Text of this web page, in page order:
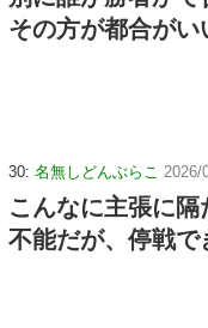
その方が都合が
30: 名無しどんぶらこ 2026/
こんなに主張に
不能だが、停戦で